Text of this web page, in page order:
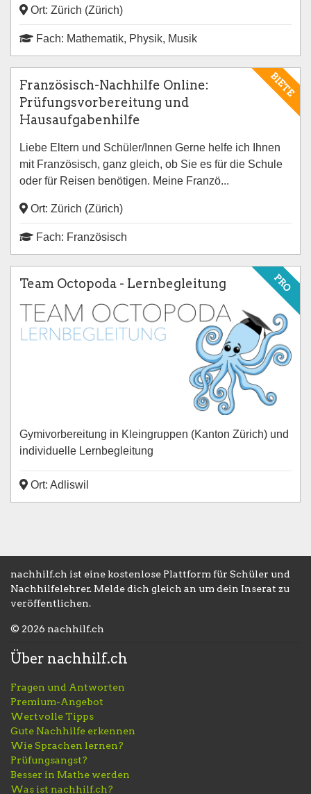
Ort: Zürich (Zürich)
Fach: Mathematik, Physik, Musik
BIETE
Französisch-Nachhilfe Online:
Prüfungsvorbereitung und
Hausaufgabenhilfe
Liebe Eltern und Schüler/Innen Gerne helfe ich Ihnen
mit Französisch, ganz gleich, ob Sie es für die Schule
oder für Reisen benötigen. Meine Franzö...
Ort: Zürich (Zürich)
Fach: Französisch
PRO
Team Octopoda - Lernbegleitung
Gymivorbereitung in Kleingruppen (Kanton Zürich) und
individuelle Lernbegleitung
Ort: Adliswil
nachhilf.ch ist eine kostenlose Plattform für Schüler und
Nachhilfelehrer. Melde dich gleich an um dein Inserat zu
veröffentlichen.
© 2026 nachhilf.ch
Über nachhilf.ch
Fragen und Antworten
Premium-Angebot
Wertvolle Tipps
Gute Nachhilfe erkennen
Wie Sprachen lernen?
Prüfungsangst?
Besser in Mathe werden
Was ist nachhilf.ch?